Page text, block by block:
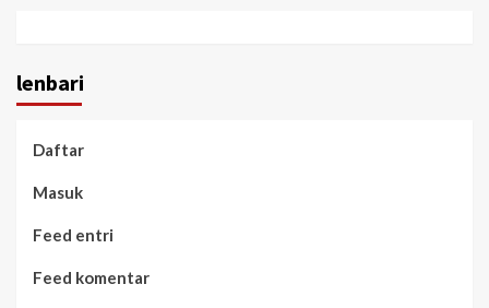
lenbari
Daftar
Masuk
Feed entri
Feed komentar